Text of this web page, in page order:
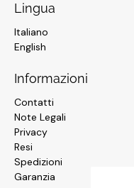
Lingua
Italiano
English
Informazioni
Contatti
Note Legali
Privacy
Resi
Spedizioni
Garanzia